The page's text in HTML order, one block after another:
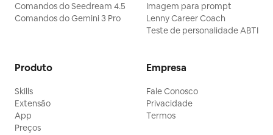
escrita consistente •
Gestores que precisam
produzir conteúdo de alta
qualidade em escala ⚡
que você gosta 2. Responda
definir o perfil do leitor 3.
Indique estilos de escrita
que você não deseja 4.
Comandos do Seedream 4.5
Comandos do Gemini 3 Pro
Imagem para prompt
Lenny Career Coach
Teste de personalidade ABTI
Produto
Skills
Extensão
App
Preços
Empresa
Fale Conosco
Privacidade
Termos